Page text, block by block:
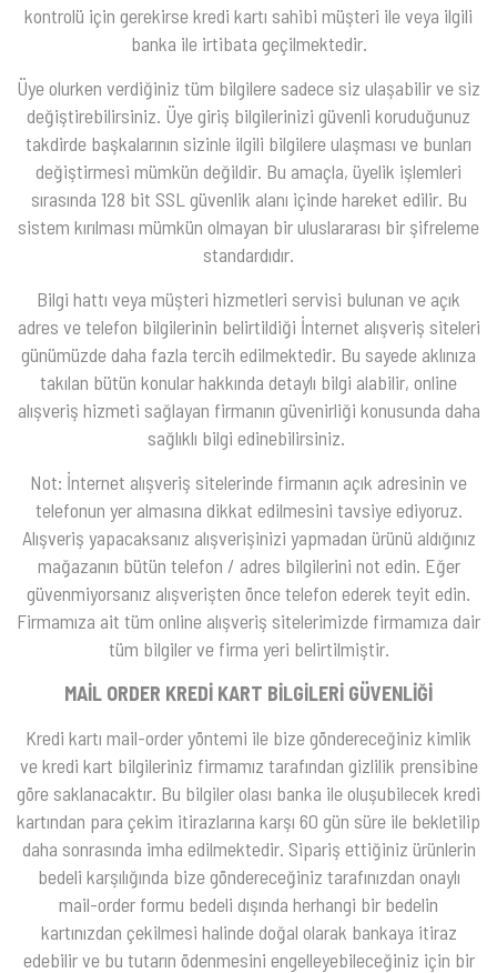
kontrolü için gerekirse kredi kartı sahibi müşteri ile veya ilgili
banka ile irtibata geçilmektedir.
Üye olurken verdiğiniz tüm bilgilere sadece siz ulaşabilir ve siz
değiştirebilirsiniz. Üye giriş bilgilerinizi güvenli koruduğunuz
takdirde başkalarının sizinle ilgili bilgilere ulaşması ve bunları
değiştirmesi mümkün değildir. Bu amaçla, üyelik işlemleri
sırasında 128 bit SSL güvenlik alanı içinde hareket edilir. Bu
sistem kırılması mümkün olmayan bir uluslararası bir şifreleme
standardıdır.
Bilgi hattı veya müşteri hizmetleri servisi bulunan ve açık
adres ve telefon bilgilerinin belirtildiği İnternet alışveriş siteleri
günümüzde daha fazla tercih edilmektedir. Bu sayede aklınıza
takılan bütün konular hakkında detaylı bilgi alabilir, online
alışveriş hizmeti sağlayan firmanın güvenirliği konusunda daha
sağlıklı bilgi edinebilirsiniz.
Not: İnternet alışveriş sitelerinde firmanın açık adresinin ve
telefonun yer almasına dikkat edilmesini tavsiye ediyoruz.
Alışveriş yapacaksanız alışverişinizi yapmadan ürünü aldığınız
mağazanın bütün telefon / adres bilgilerini not edin. Eğer
güvenmiyorsanız alışverişten önce telefon ederek teyit edin.
Firmamıza ait tüm online alışveriş sitelerimizde firmamıza dair
tüm bilgiler ve firma yeri belirtilmiştir.
MAİL ORDER KREDİ KART BİLGİLERİ GÜVENLİĞİ
Kredi kartı mail-order yöntemi ile bize göndereceğiniz kimlik
ve kredi kart bilgileriniz firmamız tarafından gizlilik prensibine
göre saklanacaktır. Bu bilgiler olası banka ile oluşubilecek kredi
kartından para çekim itirazlarına karşı 60 gün süre ile bekletilip
daha sonrasında imha edilmektedir. Sipariş ettiğiniz ürünlerin
bedeli karşılığında bize göndereceğiniz tarafınızdan onaylı
mail-order formu bedeli dışında herhangi bir bedelin
kartınızdan çekilmesi halinde doğal olarak bankaya itiraz
edebilir ve bu tutarın ödenmesini engelleyebileceğiniz için bir